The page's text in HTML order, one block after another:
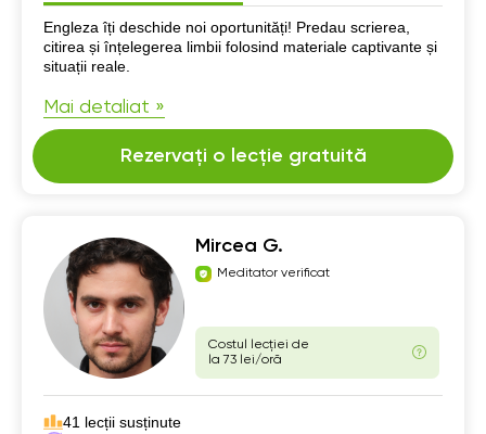
Despre mine
Engleza îți deschide noi oportunități! Predau scrierea,
citirea și înțelegerea limbii folosind materiale captivante și
situații reale.
Mai detaliat »
Rezervați o lecție gratuită
Mircea G.
Meditator verificat
Costul lecției de
la 73 lei/oră
41 lecții susținute